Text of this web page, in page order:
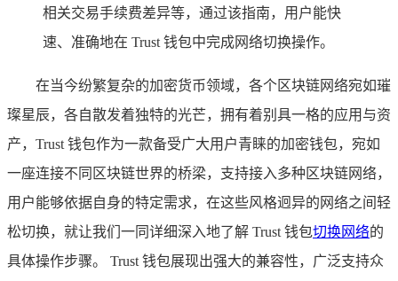
相关交易手续费差异等，通过该指南，用户能快
速、准确地在 Trust 钱包中完成网络切换操作。
在当今纷繁复杂的加密货币领域，各个区块链网络宛如璀
璨星辰，各自散发着独特的光芒，拥有着别具一格的应用与资
产，Trust 钱包作为一款备受广大用户青睐的加密钱包，宛如
一座连接不同区块链世界的桥梁，支持接入多种区块链网络，
用户能够依据自身的特定需求，在这些风格迥异的网络之间轻
松切换，就让我们一同详细深入地了解 Trust 钱包切换网络的
具体操作步骤。 Trust 钱包展现出强大的兼容性，广泛支持众